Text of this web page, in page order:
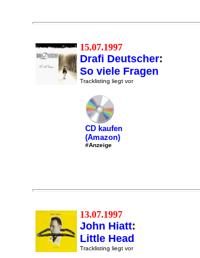
15.07.1997
Drafi Deutscher:
So viele Fragen
Tracklisting liegt vor
CD kaufen
(Amazon)
#Anzeige
13.07.1997
John Hiatt:
Little Head
Tracklisting liegt vor